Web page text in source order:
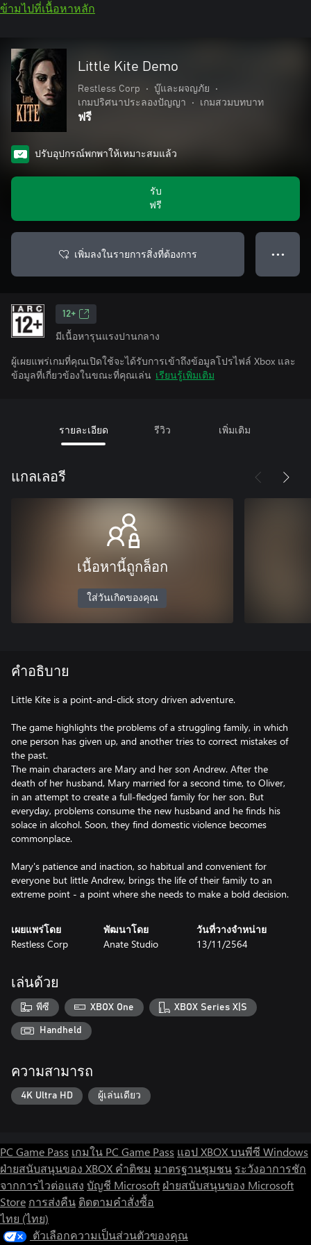
ข้ามไปที่เนื้อหาหลัก
Little Kite Demo
Restless Corp • บู๊และผจญภัย
•
เกมปริศนาประลองปัญญา
• เกมสวมบทบาท
ฟรี
ปรับอุปกรณ์พกพาให้เหมาะสมแล้ว
รับ
ฟรี
เพิ่มลงในรายการสิ่งที่ต้องการ ● ● ●
12+
มีเนื้อหารุนแรงปานกลาง
ผู้เผยแพร่เกมที่คุณเปิดใช้จะได้รับการเข้าถึงข้อมูลโปรไฟล์ Xbox และ
ข้อมูลที่เกี่ยวข้องในขณะที่คุณเล่น เรียนรู้เพิ่มเติม
รายละเอียด รีวิว เพิ่มเติม
แกลเลอรี
เนื้อหานี้ถูกล็อก
ใส่วันเกิดของคุณ
คำอธิบาย
Little Kite is a point-and-click story driven adventure.
The game highlights the problems of a struggling family, in which
one person has given up, and another tries to correct mistakes of
the past.
The main characters are Mary and her son Andrew. After the
death of her husband, Mary married for a second time, to Oliver,
in an attempt to create a full-fledged family for her son. But
everyday, problems consume the new husband and he finds his
solace in alcohol. Soon, they find domestic violence becomes
commonplace.
Mary's patience and inaction, so habitual and convenient for
everyone but little Andrew, brings the life of their family to an
เผยแพร่โดย
Restless Corp
พัฒนาโดย
Anate Studio
วันที่วางจำหน่าย
13/11/2564
เล่นด้วย
พีซี XBOX One XBOX Series X|S
Handheld
ความสามารถ
4K Ultra HD ผู้เล่นเดียว
PC Game Pass เกมใน PC Game Pass แอป XBOX บนพีซี Windows
ฝ่ายสนับสนุนของ XBOX คำติชม มาตรฐานชุมชน ระวังอาการชัก
จากการไวต่อแสง บัญชี Microsoft ฝ่ายสนับสนุนของ Microsoft
Store การส่งคืน ติดตามคำสั่งซื้อ
ไทย (ไทย)
ตัวเลือกความเป็นส่วนตัวของคุณ